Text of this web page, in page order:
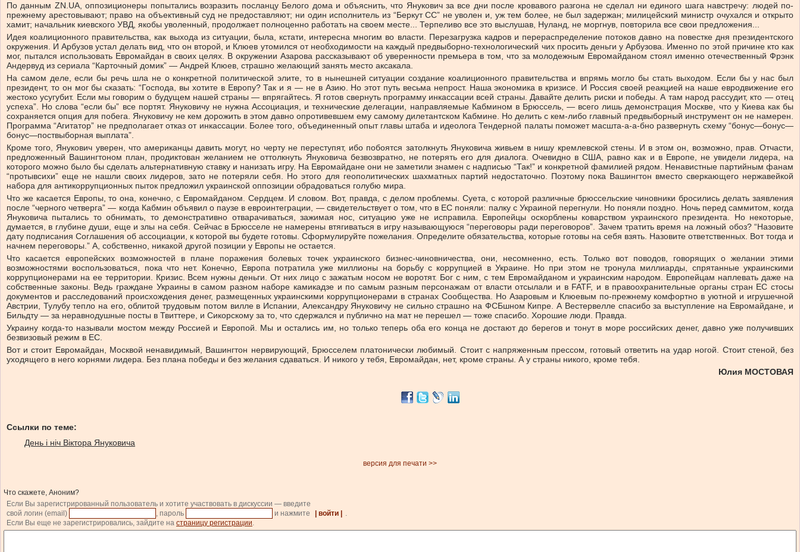
По данным ZN.UA, оппозиционеры попытались возразить посланцу Белого дома и объяснить, что Янукович за все дни после кровавого разгона не сделал ни единого шага навстречу: людей по-
прежнему арестовывают; право на объективный суд не предоставляют; ни один исполнитель из “Беркут СС” не уволен и, уж тем более, не был задержан; милицейский министр очухался и открыто
хамит; начальник киевского УВД, якобы уволенный, продолжает полноценно работать на своем месте... Терпеливо все это выслушав, Нуланд, не моргнув, повторила все свои предложения...
Идея коалиционного правительства, как выхода из ситуации, была, кстати, интересна многим во власти. Перезагрузка кадров и перераспределение потоков давно на повестке дня президентского
окружения. И Арбузов устал делать вид, что он второй, и Клюев утомился от необходимости на каждый предвыборно-технологический чих просить деньги у Арбузова. Именно по этой причине кто как
мог, пытался использовать Евромайдан в своих целях. В окружении Азарова рассказывают об уверенности премьера в том, что за молодежным Евромайданом стоял именно отечественный Фрэнк
Андервуд из сериала “Карточный домик” — Андрей Клюев, страшно желающий занять место аксакала.
На самом деле, если бы речь шла не о конкретной политической элите, то в нынешней ситуации создание коалиционного правительства и впрямь могло бы стать выходом. Если бы у нас был
президент, то он мог бы сказать: “Господа, вы хотите в Европу? Так и я — не в Азию. Но этот путь весьма непрост. Наша экономика в кризисе. И Россия своей реакцией на наше евродвижение его
жестоко усугубит. Если мы говорим о будущем нашей страны — впрягайтесь. Я готов свернуть программу инкассации всей страны. Давайте делить риски и победы. А там народ рассудит, кто — отец
успеха”. Но слова “если бы” все портят. Януковичу не нужна Ассоциация, и технические делегации, направляемые Кабмином в Брюссель, — всего лишь демонстрация Москве, что у Киева как бы
сохраняется опция для побега. Януковичу не кем дорожить в этом давно опротивевшем ему самому дилетантском Кабмине. Но делить с кем-либо главный предвыборный инструмент он не намерен.
Программа “Агитатор” не предполагает отказ от инкассации. Более того, объединенный опыт главы штаба и идеолога Тендерной палаты поможет масшта-а-а-бно развернуть схему “бонус—бонус—
бонус—поствыборная выплата”.
Кроме того, Янукович уверен, что американцы давить могут, но черту не переступят, ибо побоятся затолкнуть Януковича живьем в нишу кремлевской стены. И в этом он, возможно, прав. Отчасти,
предложенный Вашингтоном план, продиктован желанием не оттолкнуть Януковича безвозвратно, не потерять его для диалога. Очевидно в США, равно как и в Европе, не увидели лидера, на
которого можно было бы сделать альтернативную ставку и нанизать игру. На Евромайдане они не заметили знамен с надписью “Так!” и конкретной фамилией рядом. Ненавистные партийным фанам
“протывсихи” еще не нашли своих лидеров, зато не потеряли себя. Но этого для геополитических шахматных партий недостаточно. Поэтому пока Вашингтон вместо сверкающего нержавейкой
набора для антикоррупционных пыток предложил украинской оппозиции обрадоваться голубю мира.
Что же касается Европы, то она, конечно, с Евромайданом. Сердцем. И словом. Вот, правда, с делом проблемы. Суета, с которой различные брюссельские чиновники бросились делать заявления
после “черного четверга” — когда Кабмин объявил о паузе в евроинтеграции, — свидетельствует о том, что в ЕС поняли: палку с Украиной перегнули. Но поняли поздно. Ночь перед саммитом, когда
Януковича пытались то обнимать, то демонстративно отварачиваться, зажимая нос, ситуацию уже не исправила. Европейцы оскорблены коварством украинского президента. Но некоторые,
думается, в глубине души, еще и злы на себя. Сейчас в Брюсселе не намерены втягиваться в игру называющуюся “переговоры ради переговоров”. Зачем тратить время на ложный обоз? “Назовите
дату подписания Соглашения об ассоциации, к которой вы будете готовы. Сформулируйте пожелания. Определите обязательства, которые готовы на себя взять. Назовите ответственных. Вот тогда и
начнем переговоры.” А, собственно, никакой другой позиции у Европы не остается.
Что касается европейских возможностей в плане поражения болевых точек украинского бизнес-чиновничества, они, несомненно, есть. Только вот поводов, говорящих о желании этими
возможностями воспользоваться, пока что нет. Конечно, Европа потратила уже миллионы на борьбу с коррупцией в Украине. Но при этом не тронула миллиарды, спрятанные украинскими
коррупционерами на ее территории. Кризис. Всем нужны деньги. От них лицо с зажатым носом не воротят. Бог с ним, с тем Евромайданом и украинским народом. Европейцам наплевать даже на
собственные законы. Ведь граждане Украины в самом разном наборе камикадзе и по самым разным персонажам от власти отсылали и в FATF, и в правоохранительные органы стран ЕС стосы
документов и расследований происхождения денег, размещенных украинскими коррупционерами в странах Сообщества. Но Азаровым и Клюевым по-прежнему комфортно в уютной и игрушечной
Австрии, Тулубу тепло на его, облитой трудовым потом вилле в Испании, Александру Януковичу не сильно страшно на ФСБшном Кипре. А Вестервелле спасибо за выступление на Евромайдане, и
Бильдту — за неравнодушные посты в Твиттере, и Сикорскому за то, что сдержался и публично на мат не перешел — тоже спасибо. Хорошие люди. Правда.
Украину когда-то называли мостом между Россией и Европой. Мы и остались им, но только теперь оба его конца не достают до берегов и тонут в море российских денег, давно уже получивших
безвизовый режим в ЕС.
Вот и стоит Евромайдан, Москвой ненавидимый, Вашингтон нервирующий, Брюсселем платонически любимый. Стоит с напряженным прессом, готовый ответить на удар ногой. Стоит стеной, без
уходящего в него корнями лидера. Без плана победы и без желания сдаваться. И никого у тебя, Евромайдан, нет, кроме страны. А у страны никого, кроме тебя.
Юлия МОСТОВАЯ
Ссылки по теме:
День і ніч Віктора Януковича
версия для печати >>
Что скажете, Аноним?
Если Вы зарегистрированный пользователь и хотите участвовать в дискуссии — введите
свой логин (email)
, пароль и нажмите | войти |
.
Если Вы еще не зарегистрировались, зайдите на страницу регистрации.